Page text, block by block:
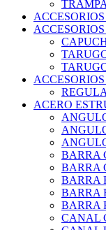
ACERO
BARRA
BARRA
BARRA
BARRA
BARRA
CANAL